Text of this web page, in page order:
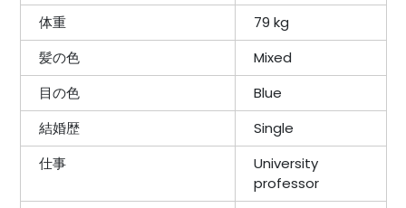
体重
79 kg
髪の色
Mixed
目の色
Blue
結婚歴
Single
仕事
University
professor